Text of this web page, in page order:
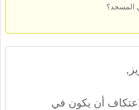
المسجد؟
أن يكون في